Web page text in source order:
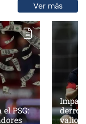
Ver más
PSG: